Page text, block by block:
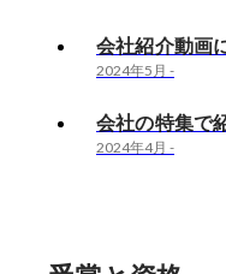
会社紹介動画
2024年5月 -
会社の特集で
2024年4月 -